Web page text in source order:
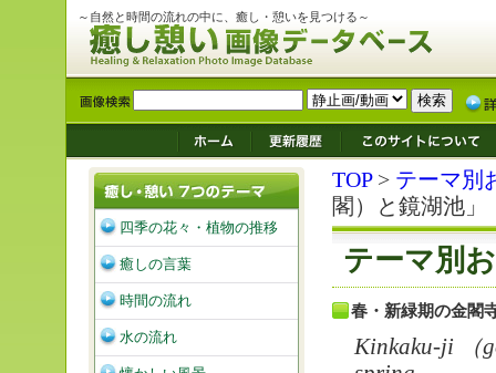
～自然と時間の流れの中に、癒し・憩いを見つける～
TOP> テーマ別
閣）と鏡湖池」
テーマ別
春・新緑期の金閣
Kinkaku-ji （
四季の花々・植物の推移
癒しの言葉
時間の流れ
水の流れ